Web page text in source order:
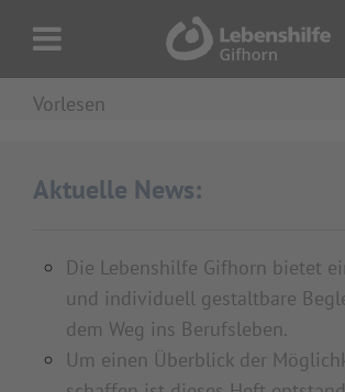
Vorlesen
Aktuelle News:
Die Lebenshilfe Gifhorn bietet
und individuell gestaltbare
dem Weg ins Berufsleben.
Um einen Überblick der